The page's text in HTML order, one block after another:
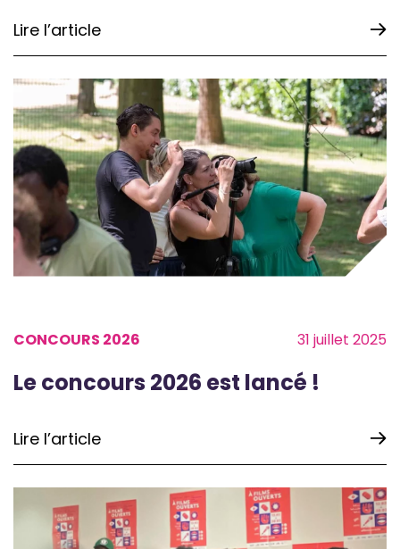
Lire l’article
CONCOURS 2026 31 juillet 2025
Le concours 2026 est lancé !
Lire l’article